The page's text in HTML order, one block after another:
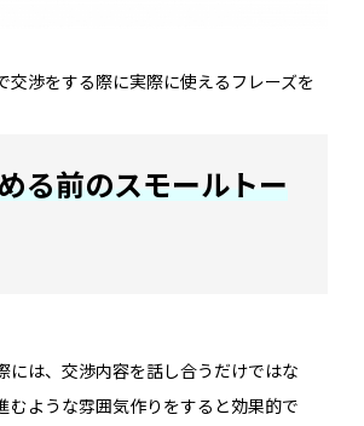
交渉をする際に実際に使えるフレーズを
る前のスモールトー
には、交渉内容を話し合うだけではな
むような雰囲気作りをすると効果的で